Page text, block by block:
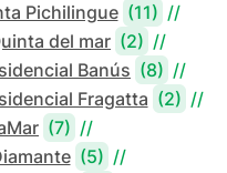
Pichilingue (11) //
del mar (2) //
Banús (8) //
Fragatta (2) //
(7) //
(5) //